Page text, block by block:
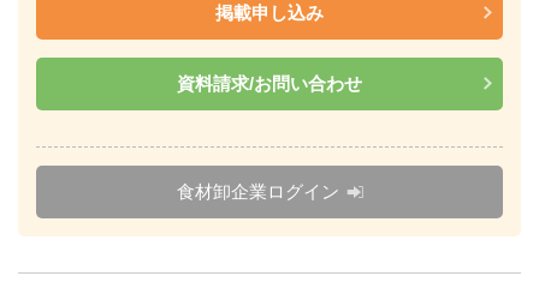
掲載申し込み
資料請求/お問い合わせ
食材卸企業ログイン